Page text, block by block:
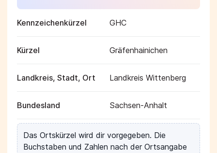
Kennzeichenkürzel GHC
Kürzel Gräfenhainichen
Landkreis, Stadt, Ort Landkreis Wittenberg
Bundesland Sachsen-Anhalt
Das Ortskürzel wird dir vorgegeben. Die
Buchstaben und Zahlen nach der Ortsangabe